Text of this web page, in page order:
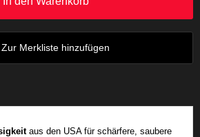
Zur Merkliste hinzufügen
aus den USA für schärfere, saubere